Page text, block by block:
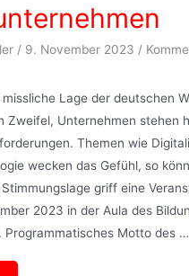
/ 9. November 2023 /
missliche Lage der deutschen
Zweifel, Unternehmen stehen
Themen wie
wecken das Gefühl, so
griff eine
2023 in der Aula des
Programmatisches Motto des …